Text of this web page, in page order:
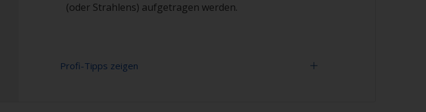
(oder Strahlens) aufgetragen werden.
Profi-Tipps zeigen